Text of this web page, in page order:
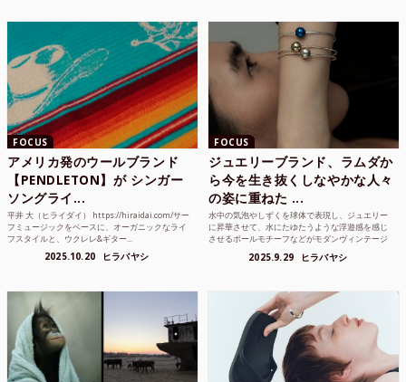
FOCUS
アメリカ発のウールブランド
【PENDLETON】が シンガー
ソングライ...
平井 大（ヒライダイ） https://hiraidai.com/サー
フミュージックをベースに、オーガニックなライ
フスタイルと、ウクレレ&ギター...
2025.10.20 ヒラバヤシ
FOCUS
ジュエリーブランド、ラムダか
ら今を生き抜くしなやかな人々
の姿に重ねた ...
水中の気泡やしずくを球体で表現し、ジュエリー
に昇華させて、水にたゆたうような浮遊感を感じ
させるボールモチーフなどがモダンヴィンテージ
2025.9.29 ヒラバヤシ